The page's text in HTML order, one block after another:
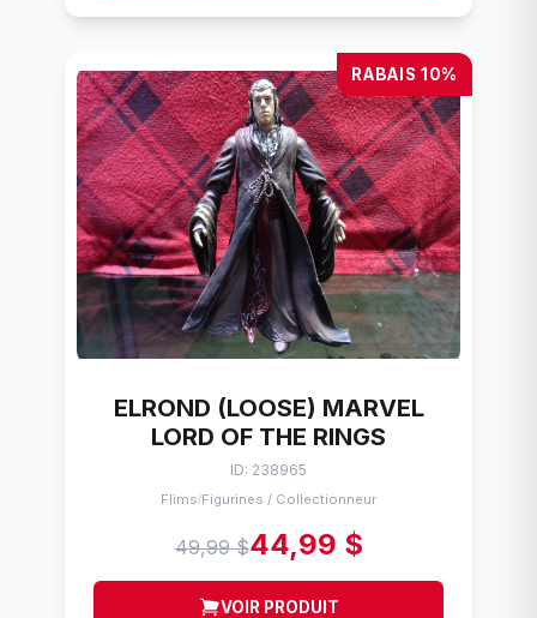
RABAIS 10%
ELROND (LOOSE) MARVEL
LORD OF THE RINGS
ID: 238965
Flims/Figurines / Collectionneur
49,99 $44,99 $
VOIR PRODUIT